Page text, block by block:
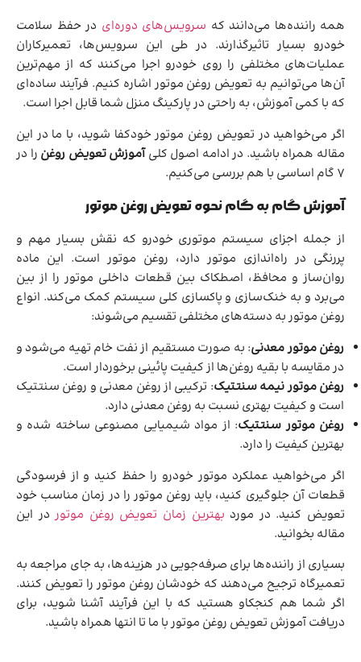
همه راننده‌ها می‌دانند که سرویس‌های دوره‌ای در حفظ سلامت
خودرو بسیار تاثیرگذارند. در طی این سرویس‌ها، تعمیرکاران
عملیات‌های مختلفی را روی خودرو اجرا می‌کنند که از مهم‌ترین
آن‌ها می‌توانیم به تعویض روغن موتور اشاره کنیم. فرآیند ساده‌ای
که با کمی آموزش، به راحتی در پارکینگ منزل شما قابل اجرا است.
اگر می‌خواهید در تعویض روغن موتور خودکفا شوید، با ما در این
مقاله همراه باشید. در ادامه اصول کلیآموزش تعویض روغن را در
7 گام اساسی با هم بررسی می‌کنیم.
آموزش گام به گام نحوه تعویض روغن موتور
از جمله اجزای سیستم موتوری خودرو که نقش بسیار مهم و
پررنگی در راه‌اندازی موتور دارد، روغن موتور است. این ماده
روان‌ساز و محافظ، اصطکاک بین قطعات داخلی موتور را از بین
می‌برد و به خنک‌سازی و پاکسازی کلی سیستم کمک می‌کند. انواع
روغن موتور به دسته‌های مختلفی تقسیم می‌‌شوند:
روغن موتور معدنی: به صورت مستقیم از نفت خام تهیه می‌شود و
در مقایسه با بقیه روغن‌ها از کیفیت پائینی برخوردار است.
روغن موتور نیمه سنتتیک: ترکیبی از روغن معدنی و روغن سنتتیک
است و کیفیت بهتری نسبت به روغن معدنی دارد.
روغن موتور سنتتیک: از مواد شیمیایی مصنوعی ساخته شده و
بهترین کیفیت را دارد.
اگر می‌خواهید عملکرد موتور خودرو را حفظ کنید و از فرسودگی
قطعات آن جلوگیری کنید، باید روغن موتور را در زمان مناسب خود
تعویض کنید. در مورد بهترین زمان تعویض روغن موتوردر این
مقاله بخوانید.
بسیاری از راننده‌ها برای صرفه‌جویی در هزینه‌ها، به جای مراجعه به
تعمیرگاه ترجیح می‌دهند که خودشان روغن موتور را تعویض کنند.
اگر شما هم کنجکاو هستید که با این فرآیند آشنا شوید، برای
دریافت آموزش تعویض روغن موتور با ما تا انتها همراه باشید.